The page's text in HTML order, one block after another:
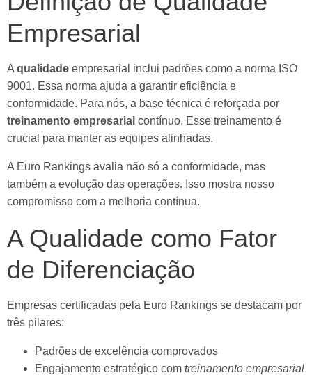
Empresarial
A qualidade empresarial inclui padrões como a norma ISO
9001. Essa norma ajuda a garantir eficiência e
conformidade. Para nós, a base técnica é reforçada por
treinamento empresarial contínuo. Esse treinamento é
crucial para manter as equipes alinhadas.
A Euro Rankings avalia não só a conformidade, mas
também a evolução das operações. Isso mostra nosso
compromisso com a melhoria contínua.
A Qualidade como Fator
de Diferenciação
Empresas certificadas pela Euro Rankings se destacam por
três pilares:
Padrões de excelência comprovados
Engajamento estratégico com treinamento empresarial